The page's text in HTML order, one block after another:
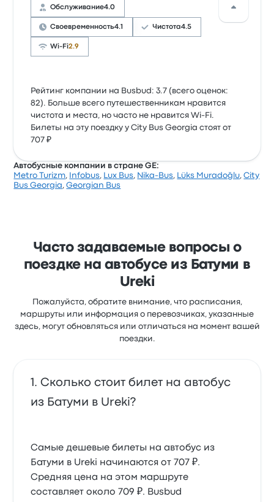
Обслуживание4.0
Своевременность4.1 Чистота4.5
Wi-Fi2.9
Рейтинг компании на Busbud: 3.7 (всего оценок:
82). Больше всего путешественникам нравится
чистота и места, но часто не нравится Wi-Fi.
Билеты на эту поездку у City Bus Georgia стоят от
707 ₽
Автобусные компании в стране GE:
Metro Turizm, Infobus, Lux Bus, Nika-Bus, Lüks Muradoğlu,City
Bus Georgia,Georgian Bus
Часто задаваемые вопросы о
поездке на автобусе из Батуми в
Ureki
Пожалуйста, обратите внимание, что расписания,
маршруты или информация о перевозчиках, указанные
здесь, могут обновляться или отличаться на момент вашей
поездки.
Сколько стоит билет на автобус
из Батуми в Ureki?
Самые дешевые билеты на автобус из
Батуми в Ureki начинаются от 707 ₽.
Средняя цена на этом маршруте
составляет около 709 ₽. Busbud